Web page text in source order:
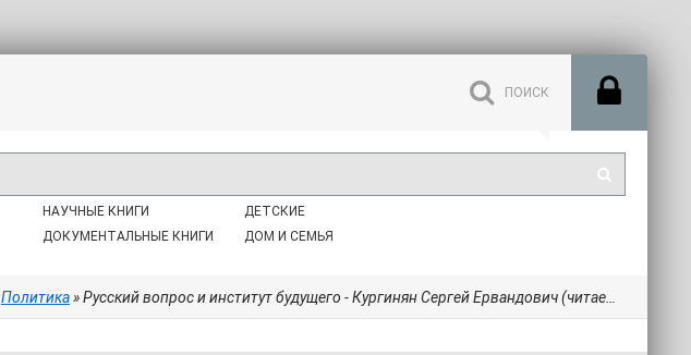
НАУЧНЫЕ КНИГИ
ДОКУМЕНТАЛЬНЫЕ КНИГИ
ДЕТСКИЕ
ДОМ И СЕМЬЯ
Политика» Русский вопрос и институт будущего - Кургинян Сергей Ервандович (читаем книги онлайн бесплатно TXT) 📗